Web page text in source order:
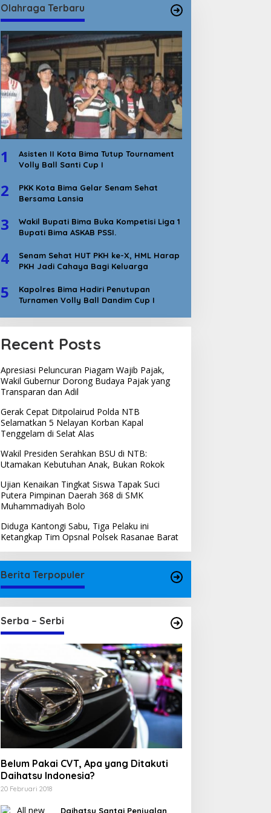
Olahraga Terbaru
1
Asisten II Kota Bima Tutup Tournament
Volly Ball Santi Cup I
2
PKK Kota Bima Gelar Senam Sehat
Bersama Lansia
3
Wakil Bupati Bima Buka Kompetisi Liga 1
Bupati Bima ASKAB PSSI.
4
Senam Sehat HUT PKH ke-X, HML Harap
PKH Jadi Cahaya Bagi Keluarga
5
Kapolres Bima Hadiri Penutupan
Turnamen Volly Ball Dandim Cup I
Recent Posts
Apresiasi Peluncuran Piagam Wajib Pajak,
Wakil Gubernur Dorong Budaya Pajak yang
Transparan dan Adil
Gerak Cepat Ditpolairud Polda NTB
Selamatkan 5 Nelayan Korban Kapal
Tenggelam di Selat Alas
Wakil Presiden Serahkan BSU di NTB:
Utamakan Kebutuhan Anak, Bukan Rokok
Ujian Kenaikan Tingkat Siswa Tapak Suci
Putera Pimpinan Daerah 368 di SMK
Muhammadiyah Bolo
Diduga Kantongi Sabu, Tiga Pelaku ini
Ketangkap Tim Opsnal Polsek Rasanae Barat
Berita Terpopuler
Serba – Serbi
Belum Pakai CVT, Apa yang Ditakuti
Daihatsu Indonesia?
20 Februari 2018
Daihatsu Santai Penjualan